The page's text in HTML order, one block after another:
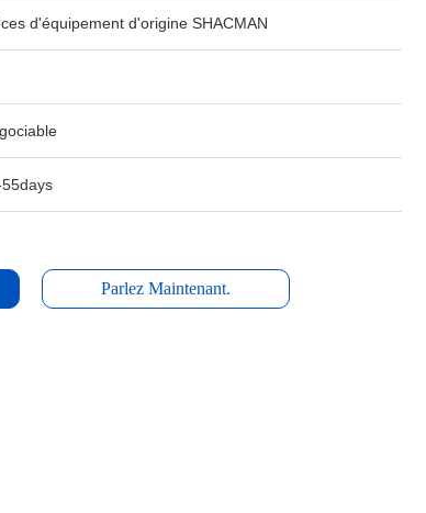
d'équipement d'origine SHACMAN
Parlez Maintenant.